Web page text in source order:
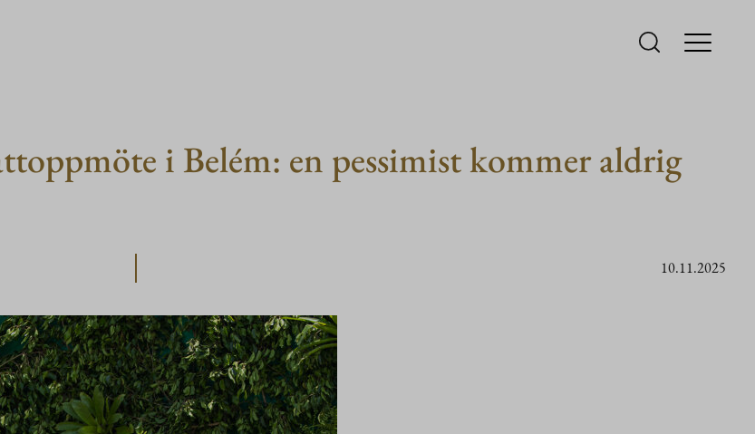
i Belém: en pessimist kommer aldrig
10.11.2025